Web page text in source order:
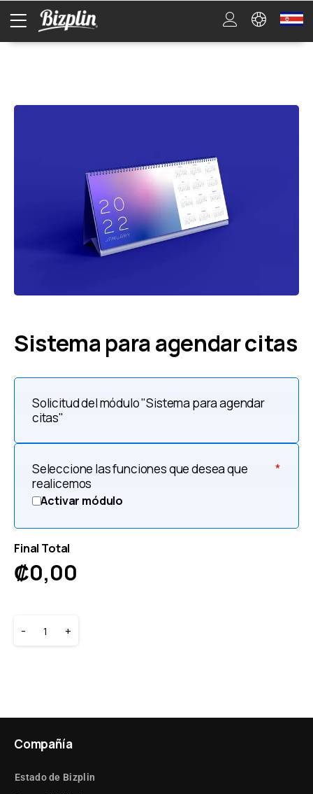
Sistema para agendar citas
Solicitud del módulo "Sistema para agendar
citas"
*
Seleccione las funciones que desea que
realicemos
Activar módulo
Final Total
₡0,00
- +
Compañía
Estado de Bizplin